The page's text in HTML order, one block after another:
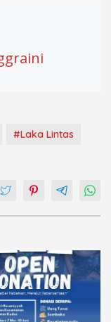
#Laka Lintas